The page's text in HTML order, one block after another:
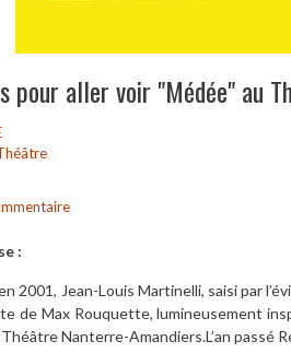
pour aller voir "Médée" au
:
2001, Jean-Louis Martinelli, saisi par
de Max Rouquette, lumineusement
Nanterre-Amandiers.L’an passé